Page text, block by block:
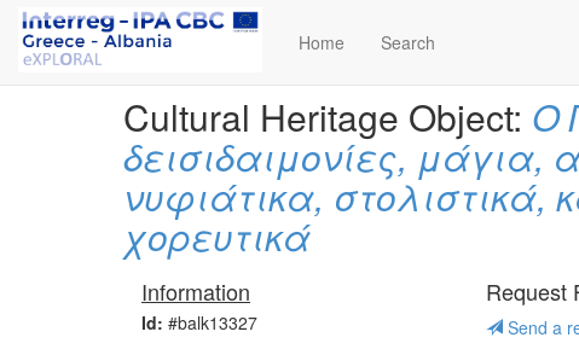
Home Search
Cultural Heritage Object: Ο
δεισιδαιμονίες,
νυφιάτικα,
χορευτικά
Information
Id: #balk13327
Request
Send a